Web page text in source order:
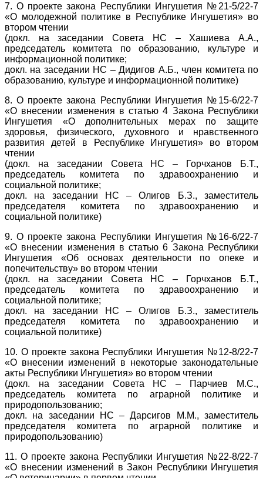
7. О проекте закона Республики Ингушетия №21-5/22-7
«О молодежной политике в Республике Ингушетия» во
втором чтении
(докл. на заседании Совета НС – Хашиева А.А.,
председатель комитета по образованию, культуре и
информационной политике;
докл. на заседании НС – Дидигов А.Б., член комитета по
образованию, культуре и информационной политике)
8. О проекте закона Республики Ингушетия №15-6/22-7
«О внесении изменения в статью 4 Закона Республики
Ингушетия «О дополнительных мерах по защите
здоровья, физического, духовного и нравственного
развития детей в Республике Ингушетия» во втором
чтении
(докл. на заседании Совета НС – Горчханов Б.Т.,
председатель комитета по здравоохранению и
социальной политике;
докл. на заседании НС – Олигов Б.З., заместитель
председателя комитета по здравоохранению и
социальной политике)
9. О проекте закона Республики Ингушетия №16-6/22-7
«О внесении изменения в статью 6 Закона Республики
Ингушетия «Об основах деятельности по опеке и
попечительству» во втором чтении
(докл. на заседании Совета НС – Горчханов Б.Т.,
председатель комитета по здравоохранению и
социальной политике;
докл. на заседании НС – Олигов Б.З., заместитель
председателя комитета по здравоохранению и
социальной политике)
10. О проекте закона Республики Ингушетия №12-8/22-7
«О внесении изменений в некоторые законодательные
акты Республики Ингушетия» во втором чтении
(докл. на заседании Совета НС – Парчиев М.С.,
председатель комитета по аграрной политике и
природопользованию;
докл. на заседании НС – Дарсигов М.М., заместитель
председателя комитета по аграрной политике и
природопользованию)
11. О проекте закона Республики Ингушетия №22-8/22-7
«О внесении изменений в Закон Республики Ингушетия